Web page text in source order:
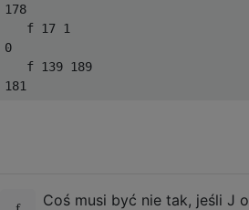
178
   f 17 1
0
   f 139 189
Coś musi być nie tak, jeśli J